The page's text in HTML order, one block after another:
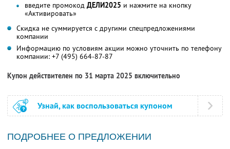
введите промокод ДЕЛИ2025 и нажмите на кнопку
«Активировать»
Скидка не суммируется с другими спецпредложениями
компании
Информацию по условиям акции можно уточнить по телефону
компании: +7 (495) 664-87-87
Купон действителен по 31 марта 2025 включительно
Узнай, как воспользоваться купоном
ПОДРОБНЕЕ О ПРЕДЛОЖЕНИИ